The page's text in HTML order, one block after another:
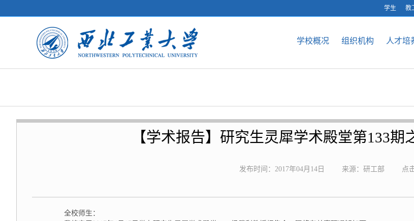
学生 教
学校概况 组织机构 人才培
【学术报告】研究生灵犀学术殿堂第133期
发布时间：2017年04月14日 来源：研工部 点
全校师生：